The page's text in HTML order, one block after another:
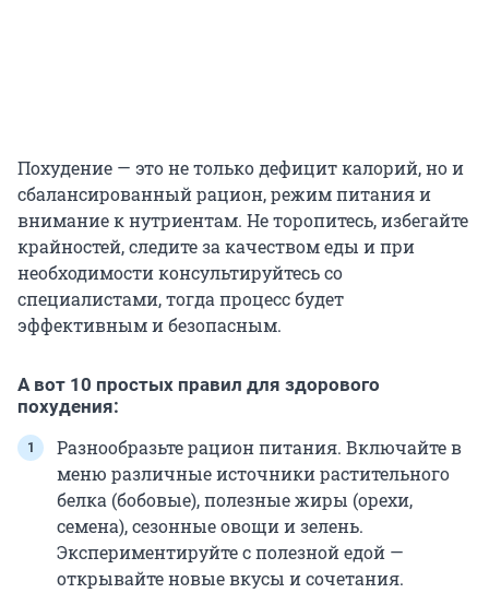
Похудение — это не только дефицит калорий, но и
сбалансированный рацион, режим питания и
внимание к нутриентам. Не торопитесь, избегайте
крайностей, следите за качеством еды и при
необходимости консультируйтесь со
специалистами, тогда процесс будет
эффективным и безопасным.
А вот 10 простых правил для здорового
похудения:
Разнообразьте рацион питания. Включайте в
меню различные источники растительного
белка (бобовые), полезные жиры (орехи,
семена), сезонные овощи и зелень.
Экспериментируйте с полезной едой —
открывайте новые вкусы и сочетания.